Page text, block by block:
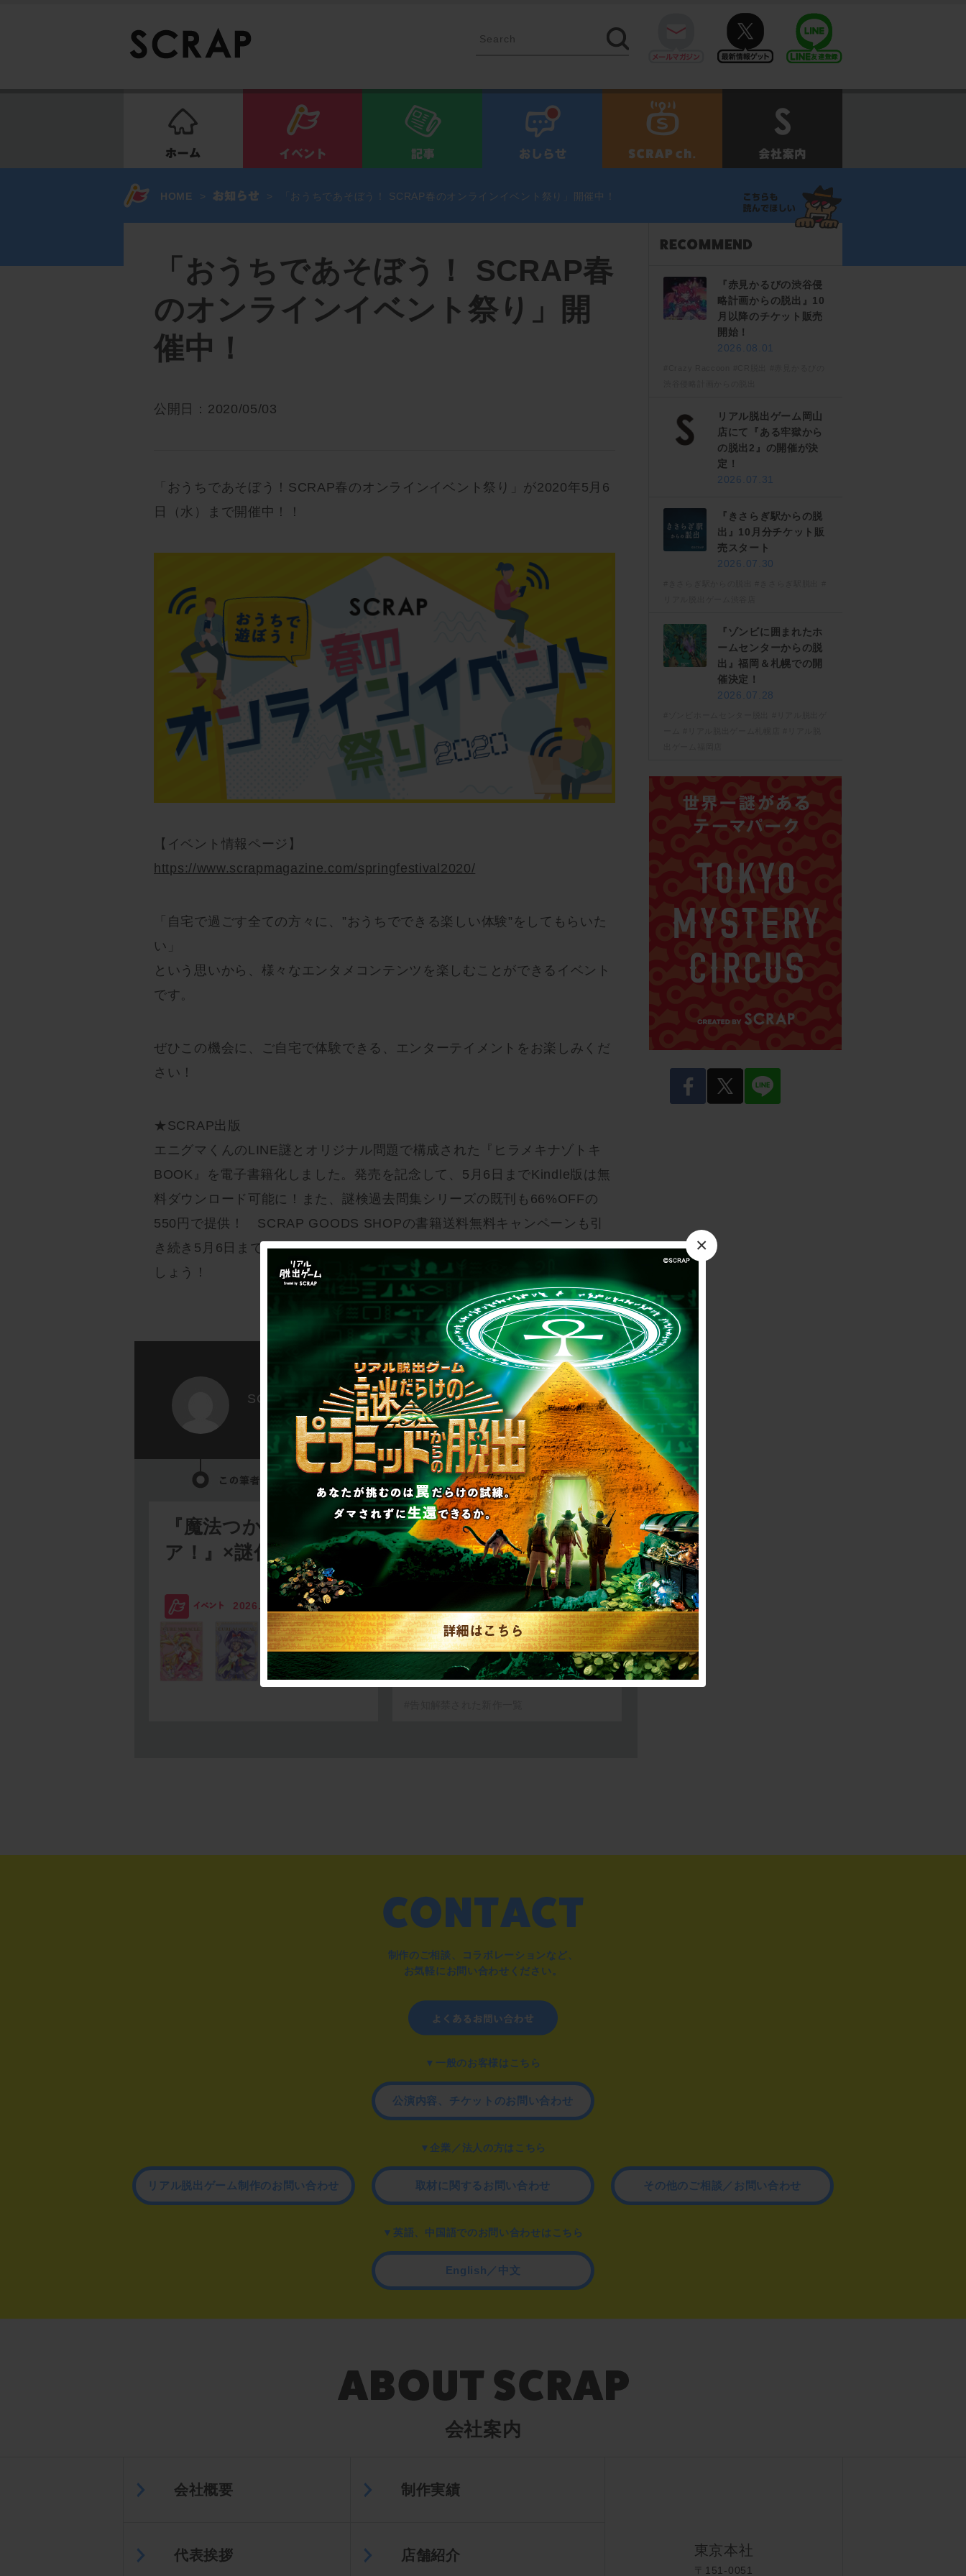
×
twitter
HOME > > 「おうちであそぼう！ SCRAP春のオンラインイベント祭り」開催中！
「おうちであそぼう！ SCRAP春
のオンラインイベント祭り」開
催中！
公開日：2020/05/03
「おうちであそぼう！SCRAP春のオンラインイベント祭り」が2020年5月6
日（水）まで開催中！！
【イベント情報ページ】
https://www.scrapmagazine.com/springfestival2020/
「自宅で過ごす全ての方々に、”おうちでできる楽しい体験”をしてもらいた
い」
という思いから、様々なエンタメコンテンツを楽しむことができるイベント
です。
ぜひこの機会に、ご自宅で体験できる、エンターテイメントをお楽しみくだ
さい！
★SCRAP出版
エニグマくんのLINE謎とオリジナル問題で構成された『ヒラメキナゾトキ
BOOK』を電子書籍化しました。発売を記念して、5月6日までKindle版は無
料ダウンロード可能に！また、謎検過去問集シリーズの既刊も66%OFFの
550円で提供！ SCRAP GOODS SHOPの書籍送料無料キャンペーンも引
き続き5月6日までやってます！謎解きでどこにも行けないGWを乗り切りま
しょう！
SCRAP
『魔法つかいプリキュ
ア！』×謎付きクリ…
2026.08.03SCRAP
【2026年7月】告知解
禁された新作一…
2026.07.31SCRAP
『赤見かるびの渋谷侵
略計画からの脱出』10
月以降のチケット販売
開始！
2026.08.01
リアル脱出ゲーム岡山
店にて『ある牢獄から
の脱出2』の開催が決
定！
2026.07.31
『きさらぎ駅からの脱
出』10月分チケット販
売スタート
2026.07.30
『ゾンビに囲まれたホ
ームセンターからの脱
出』福岡＆札幌での開
催決定！
2026.07.28
facebook twitter
制作のご相談、コラボレーションなど、
お気軽にお問い合わせください。
▼一般のお客様はこちら
公演内容、チケットのお問い合わせ
▼企業／法人の方はこちら
リアル脱出ゲーム制作のお問い合わせ 取材に関するお問い合わせ その他のご相談／お問い合わせ
▼英語、中国語でのお問い合わせはこちら
English／中文
会社案内
会社概要 制作実績
代表挨拶 店舗紹介 東京本社
〒151-0051